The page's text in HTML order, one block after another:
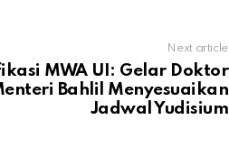
Next article
MWA UI: Gelar Doktor
Bahlil Menyesuaikan
Jadwal Yudisium